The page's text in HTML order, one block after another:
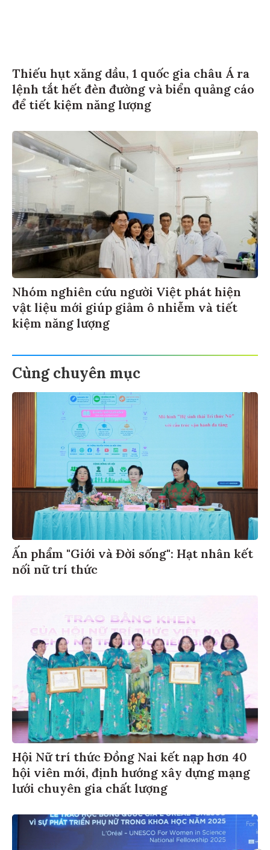
Thiếu hụt xăng dầu, 1 quốc gia châu Á ra
lệnh tắt hết đèn đường và biển quảng cáo
để tiết kiệm năng lượng
Nhóm nghiên cứu người Việt phát hiện
vật liệu mới giúp giảm ô nhiễm và tiết
kiệm năng lượng
Cùng chuyên mục
Ấn phẩm "Giới và Đời sống": Hạt nhân kết
nối nữ trí thức
Hội Nữ trí thức Đồng Nai kết nạp hơn 40
hội viên mới, định hướng xây dựng mạng
lưới chuyên gia chất lượng